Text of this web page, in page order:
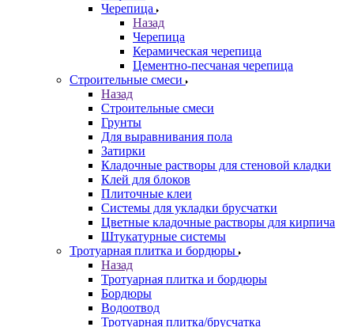
Черепица
Назад
Черепица
Керамическая черепица
Цементно-песчаная черепица
Строительные смеси
Назад
Строительные смеси
Грунты
Для выравнивания пола
Затирки
Кладочные растворы для стеновой кладки
Клей для блоков
Плиточные клеи
Системы для укладки брусчатки
Цветные кладочные растворы для кирпича
Штукатурные системы
Тротуарная плитка и бордюры
Назад
Тротуарная плитка и бордюры
Бордюры
Водоотвод
Тротуарная плитка/брусчатка